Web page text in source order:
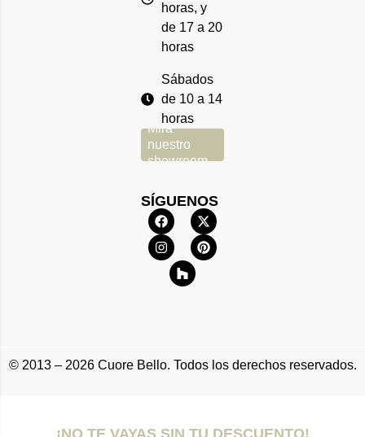
horas, y
de 17 a 20
horas
Sábados
de 10 a 14
horas
Mira
nuestro
showroom
SÍGUENOS
© 2013 – 2026 Cuore Bello. Todos los derechos reservados.
¡NO TE VAYAS SIN TU DESCUENTO!